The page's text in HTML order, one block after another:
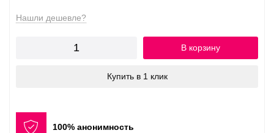
Нашли дешевле?
В корзину
Купить в 1 клик
100% анонимность